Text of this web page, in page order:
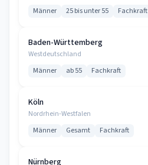
Männer 25 bis unter 55 Fachkraft
Baden-Württemberg
Westdeutschland
Männer ab 55 Fachkraft
Köln
Nordrhein-Westfalen
Männer Gesamt Fachkraft
Nürnberg